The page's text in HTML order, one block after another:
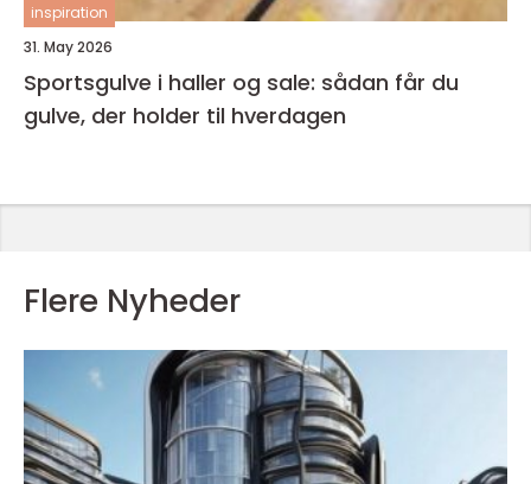
inspiration
31. May 2026
Sportsgulve i haller og sale: sådan får du
gulve, der holder til hverdagen
Flere Nyheder